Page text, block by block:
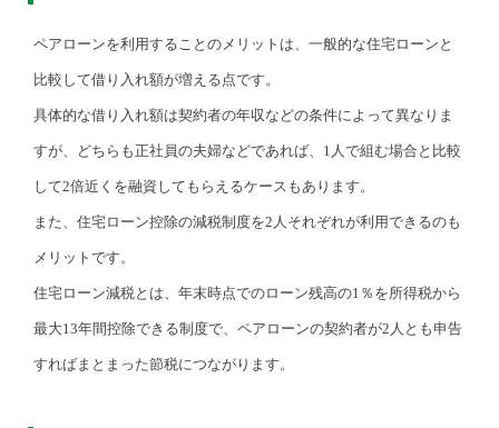
ペアローンを利用することのメリットは、一般的な住宅ローンと
比較して借り入れ額が増える点です。
具体的な借り入れ額は契約者の年収などの条件によって異なりま
すが、どちらも正社員の夫婦などであれば、1人で組む場合と比較
して2倍近くを融資してもらえるケースもあります。
また、住宅ローン控除の減税制度を2人それぞれが利用できるのも
メリットです。
住宅ローン減税とは、年末時点でのローン残高の1％を所得税から
最大13年間控除できる制度で、ペアローンの契約者が2人とも申告
すればまとまった節税につながります。